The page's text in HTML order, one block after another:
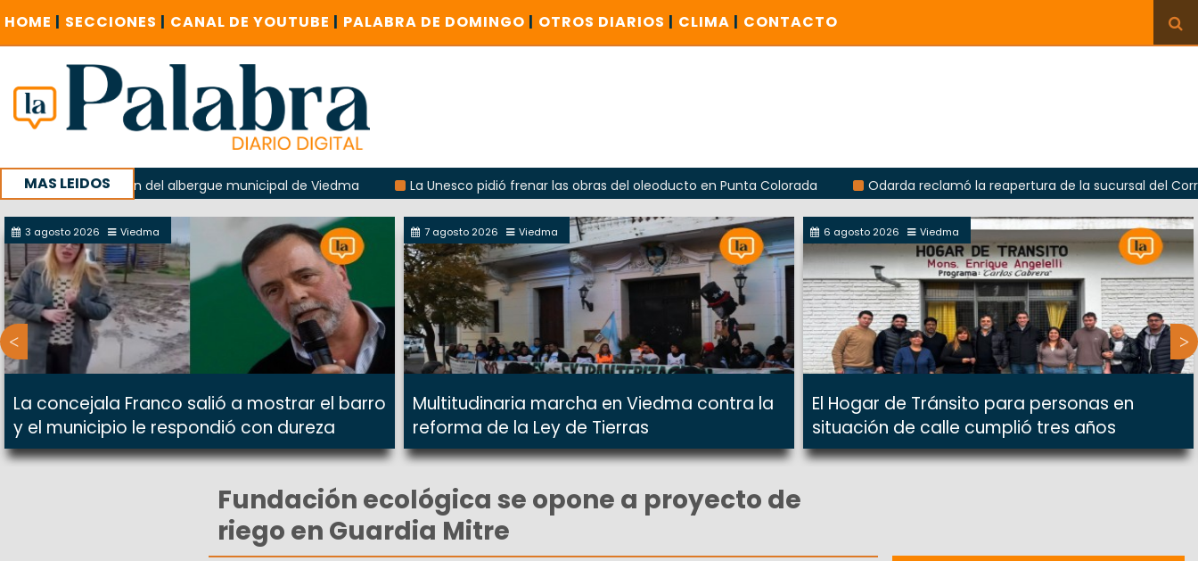
HOME | SECCIONES | CANAL DE YOUTUBE | PALABRA DE DOMINGO | OTROS DIARIOS | CLIMA | CONTACTO
MAS LEIDOS
la explosión del albergue municipal de Viedma La Unesco pidió frenar las obras del oleoducto en Punta Colorada
Odarda reclamó la reapertura de la sucursal del Correo
con un encuentro provincial en Roca
3 agosto 2026 Viedma
La concejala Franco salió a mostrar el barro
y el municipio le respondió con dureza
7 agosto 2026 Viedma
Multitudinaria marcha en Viedma contra la
reforma de la Ley de Tierras
6 agosto 2026 Viedma
El Hogar de Tránsito para personas en
situación de calle cumplió tres años
Fundación ecológica se opone a proyecto de
riego en Guardia Mitre